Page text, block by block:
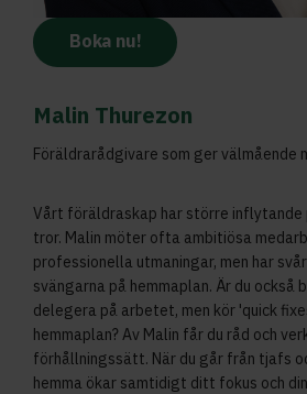
Boka nu!
Malin Thurezon
Föräldrarådgivare som ger välmående
Vårt föräldraskap har större inflytande
tror. Malin möter ofta ambitiösa
professionella utmaningar, men har
svängarna på hemmaplan. Är du också
delegera på arbetet, men kör 'quick
hemmaplan? Av Malin får du råd och
förhållningssätt. När du går från tjafs
hemma ökar samtidigt ditt fokus och